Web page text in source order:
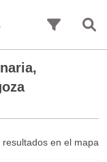
resultados en el mapa